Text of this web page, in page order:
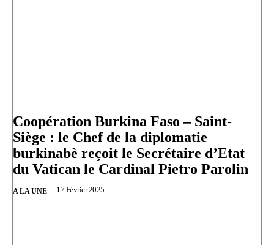
Coopération Burkina Faso – Saint-
Siège : le Chef de la diplomatie
burkinabè reçoit le Secrétaire d’Etat
du Vatican le Cardinal Pietro Parolin
A LA UNE 17 Février 2025